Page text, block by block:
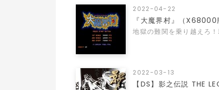
2022-04-22
『大魔界村』（
地獄の難関を乗り越えろ
2022-03-13
【DS】影之伝説 THE